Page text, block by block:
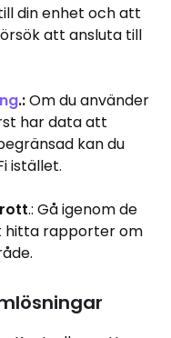
din enhet och att
att ansluta till
.:Om du använder
har data att
kan du
istället.
.: Gå igenom de
hitta rapporter om